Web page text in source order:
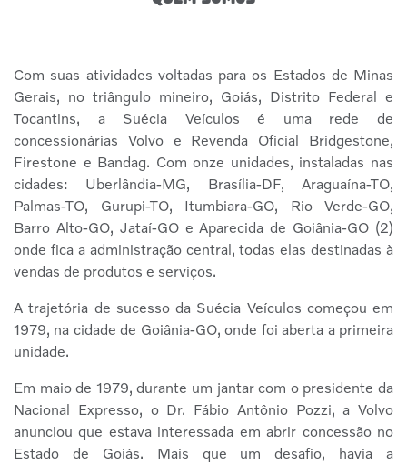
Com suas atividades voltadas para os Estados de Minas
Gerais, no triângulo mineiro, Goiás, Distrito Federal e
Tocantins, a Suécia Veículos é uma rede de
concessionárias Volvo e Revenda Oficial Bridgestone,
Firestone e Bandag. Com onze unidades, instaladas nas
cidades: Uberlândia-MG, Brasília-DF, Araguaína-TO,
Palmas-TO, Gurupi-TO, Itumbiara-GO, Rio Verde-GO,
Barro Alto-GO, Jataí-GO e Aparecida de Goiânia-GO (2)
onde fica a administração central, todas elas destinadas à
vendas de produtos e serviços.
A trajetória de sucesso da Suécia Veículos começou em
1979, na cidade de Goiânia-GO, onde foi aberta a primeira
unidade.
Em maio de 1979, durante um jantar com o presidente da
Nacional Expresso, o Dr. Fábio Antônio Pozzi, a Volvo
anunciou que estava interessada em abrir concessão no
Estado de Goiás. Mais que um desafio, havia a